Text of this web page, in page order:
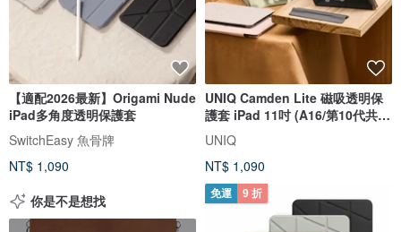
【適配2026最新】Origami Nude
iPad多角度透明保護套
SwitchEasy 魚骨牌
NT$ 1,090
UNIQ Camden Lite 磁吸透明保
護套 iPad 11吋 (A16/第10代共
用)
UNIQ
NT$ 1,090
你是不是想找
免運 9 折